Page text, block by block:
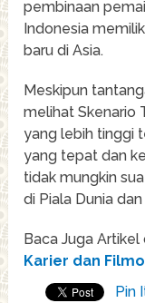
pembinaan
Indonesia
baru di Asia.
Meskipun
melihat Skenario
yang lebih tinggi
yang tepat dan
tidak mungkin
di Piala Dunia
Baca Juga Artikel
Karier dan
Pin